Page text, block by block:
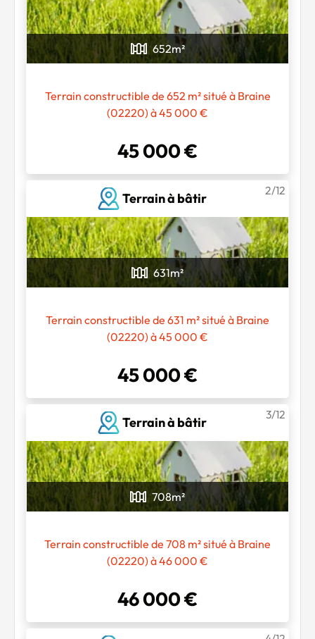
652m²
Terrain constructible de 652 m² situé à Braine
(02220) à 45 000 €
45 000 €
Terrain à bâtir
2/12
631m²
Terrain constructible de 631 m² situé à Braine
(02220) à 45 000 €
45 000 €
Terrain à bâtir
3/12
708m²
Terrain constructible de 708 m² situé à Braine
(02220) à 46 000 €
46 000 €